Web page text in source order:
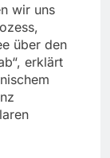
wir uns
über den
erklärt